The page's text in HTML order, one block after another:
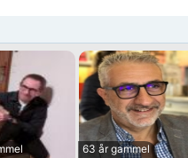
63 år gammel